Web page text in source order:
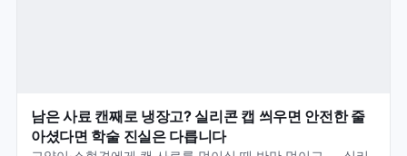
남은 사료 캔째로 냉장고? 실리콘 캡 씌우면 안전한 줄
아셨다면 학술 진실은 다릅니다